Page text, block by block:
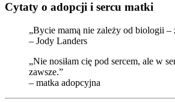
Cytaty o adopcji i sercu matki
„Bycie mamą nie zależy od biologii –
– Jody Landers
„Nie nosiłam cię pod sercem, ale w
zawsze.”
– matka adopcyjna